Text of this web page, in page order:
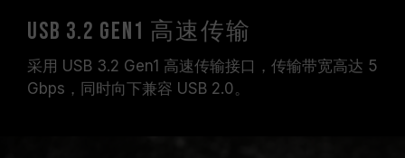
USB 3.2 Gen1 高速传输
采用 USB 3.2 Gen1 高速传输接口，传输带宽高达 5
Gbps，同时向下兼容 USB 2.0。